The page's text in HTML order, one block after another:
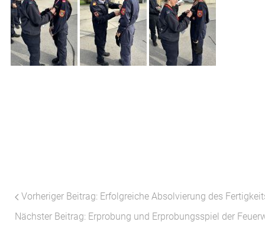
Vorheriger Beitrag: Erfolgreiche Absolvierung des
Nächster Beitrag: Erprobung und Erprobungsspiel der